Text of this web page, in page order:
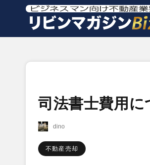
司法書士費用
dino
不動産売却